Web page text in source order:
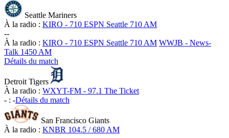
Seattle Mariners
À la radio : KIRO - 710 ESPN Seattle 710 AM
--
À la radio : KIRO - 710 ESPN Seattle 710 AM WWJB - News-
Talk 1450 AM
Détails du match
Detroit Tigers
À la radio : WXYT-FM - 97.1 The Ticket
- : -Détails du match
San Francisco Giants
À la radio : KNBR 104.5 / 680 AM